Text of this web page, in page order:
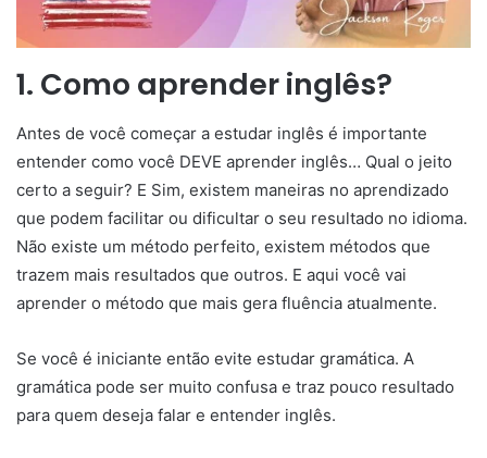
1. Como aprender inglês?
Antes de você começar a estudar inglês é importante
entender como você DEVE aprender inglês… Qual o jeito
certo a seguir? E Sim, existem maneiras no aprendizado
que podem facilitar ou dificultar o seu resultado no idioma.
Não existe um método perfeito, existem métodos que
trazem mais resultados que outros. E aqui você vai
aprender o método que mais gera fluência atualmente.
Se você é iniciante então evite estudar gramática. A
gramática pode ser muito confusa e traz pouco resultado
para quem deseja falar e entender inglês.